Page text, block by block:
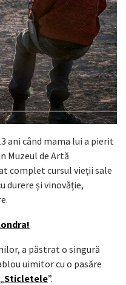
ani când mama lui a pierit
Muzeul de Artă
complet cursul vieţii sale
durere și vinovăție,
a păstrat o singură
uimitor cu o pasăre
Sticletele”.